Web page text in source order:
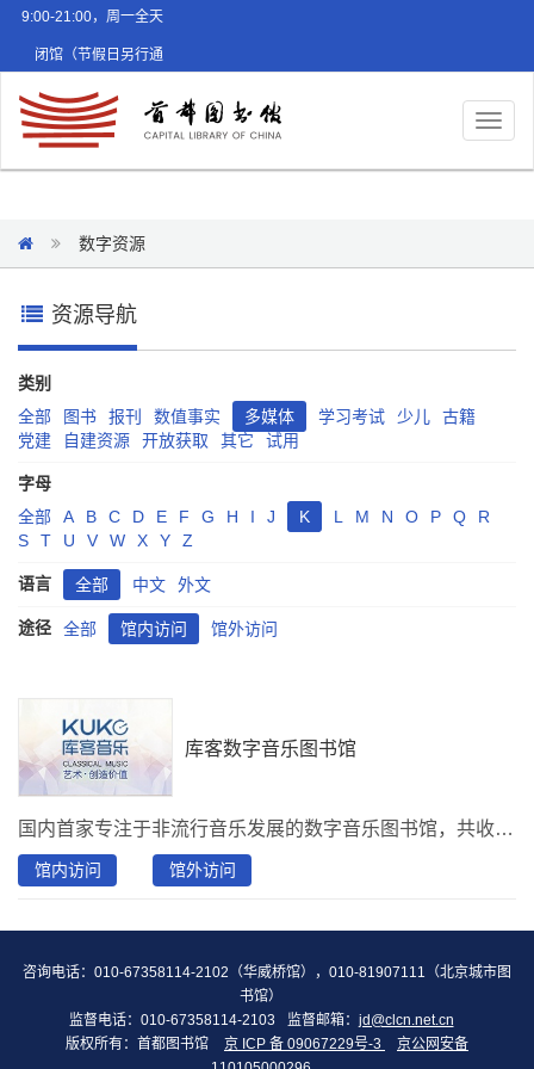
9:00-21:00，周一全天
闭馆（节假日另行通
数字资源
资源导航
类别
全部
图书 报刊 数值事实 多媒体 学习考试 少儿
古籍
党建
自建资源 开放获取 其它 试用
字母
全部
A B C D E F G H I J K L M N O P Q
R
S
T U V W X Y Z
语言 全部 中文 外文
途径 全部 馆内访问 馆外访问
库客数字音乐图书馆
国内首家专注于非流行音乐发展的数字音乐图书馆，共收藏了从中世纪时期到近现代700多个唱片厂牌、30000多位艺术家、100多种乐器、160多万首曲目。汇集了歌剧、舞蹈、音乐会现场、音乐纪录片、爵士、音乐之旅、特色电影等2000多部优秀音乐视频作品。同时，还提供5000多部配乐中英文读物，以真人朗诵的方式诠释人类文化艺术的精品。其中英语读物以西方经典文学作为起点，与优秀演员、BBC播音员合作，用故事创造出一个神奇的声音世界，旨在通过有声书的形式传播经典文学作品和古典音乐。Hi-Res提供60000多首高品质无损音源。另外还提供歌剧、音乐会、舞蹈、戏曲、相声等，提供天津音乐厅、北京音乐厅、法国剧院等剧院的演出视频。
馆内访问 馆外访问
咨询电话：010-67358114-2102（华威桥馆），010-81907111（北京城市图
书馆）
监督电话：010-67358114-2103
监督邮箱： jd@clcn.net.cn
版权所有：首都图书馆
京 ICP 备 09067229号-3
京公网安备